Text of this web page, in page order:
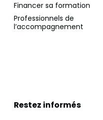
Financer sa formation
Professionnels de
l’accompagnement
Restez informés